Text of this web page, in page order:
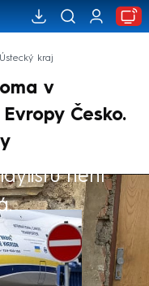
Ústecký kraj
v
Česko.
není